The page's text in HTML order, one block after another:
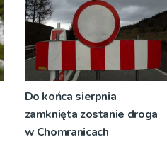
Do końca sierpnia
zamknięta zostanie droga
w Chomranicach